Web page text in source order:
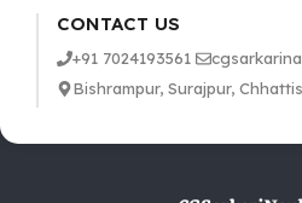
CONTACT US
+91 7024193561
Bishrampur, Surajpur,